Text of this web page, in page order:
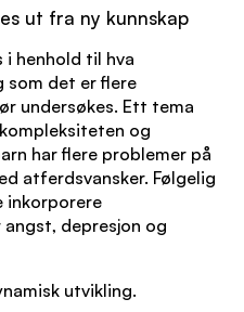
ut fra ny kunnskap
i henhold til hva
som det er flere
undersøkes. Ett tema
og
har flere problemer på
atferdsvansker. Følgelig
inkorporere
depresjon og
utvikling.